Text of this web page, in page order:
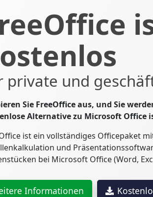
private und
Sie FreeOffice aus, und Sie
Alternative zu Microsoft Office
ist ein vollständiges Officepaket
und
bei Microsoft Office (Word,
Informationen